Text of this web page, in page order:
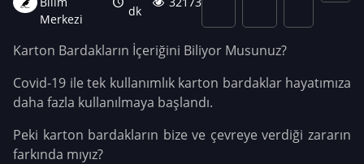
Merkezi
dk
Karton Bardakların İçeriğini Biliyor Musunuz?
Covid-19 ile tek kullanımlık karton bardaklar hayatımıza
daha fazla kullanılmaya başlandı.
Peki karton bardakların bize ve çevreye verdiği zararın
farkında mıyız?